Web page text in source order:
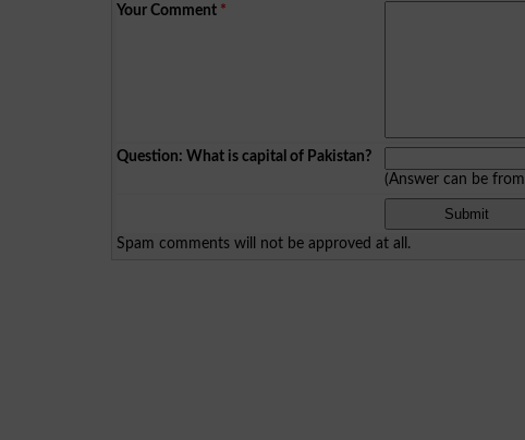
Your Comment *
Question: What is capital of Pakistan?
(Answer can be from
Spam comments will not be approved at all.